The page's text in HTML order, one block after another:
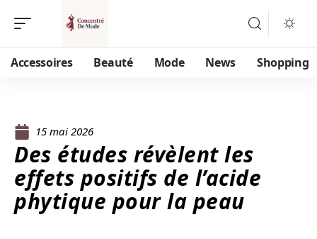
Accessoires Beauté Mode News Shopping
15 mai 2026
Des études révèlent les
effets positifs de l’acide
phytique pour la peau